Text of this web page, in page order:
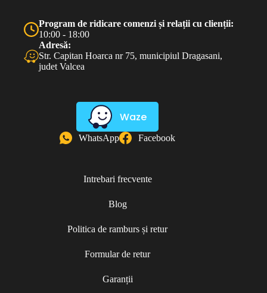
Program de ridicare comenzi și relații cu clienții:
10:00 - 18:00
Adresă:
Str. Capitan Hoarca nr 75, municipiul Dragasani,
judet Valcea
Waze
WhatsApp Facebook
Intrebari frecvente
Blog
Politica de ramburs și retur
Formular de retur
Garanții